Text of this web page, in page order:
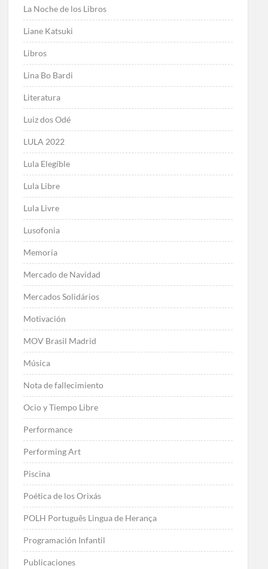
La Noche de los Libros
Liane Katsuki
Libros
Lina Bo Bardi
Literatura
Luiz dos Odé
LULA 2022
Lula Elegíble
Lula Libre
Lula Livre
Lusofonia
Memoria
Mercado de Navidad
Mercados Solidários
Motivación
MOV Brasil Madrid
Música
Nota de fallecimiento
Ocio y Tiempo Libre
Performance
Performing Art
Piscina
Poética de los Orixás
POLH Português Lingua de Herança
Programación Infantil
Publicaciones